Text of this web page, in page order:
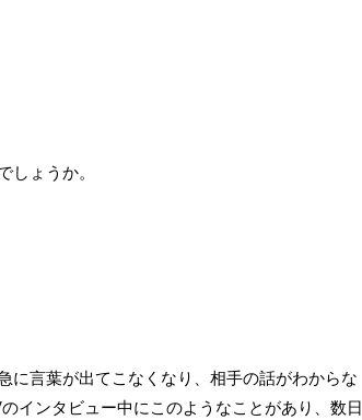
ょうか。
に言葉が出てこなくなり、相手の話がわからな
インタビュー中にこのようなことがあり、数日